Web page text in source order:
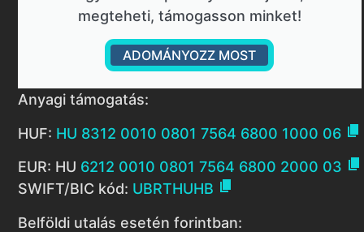
megteheti, támogasson minket!
ADOMÁNYOZZ MOST
Anyagi támogatás:
HUF: HU 8312 0010 0801 7564 6800 1000 06 
EUR: HU 6212 0010 0801 7564 6800 2000 03 
SWIFT/BIC kód: UBRTHUHB 
Belföldi utalás esetén forintban: